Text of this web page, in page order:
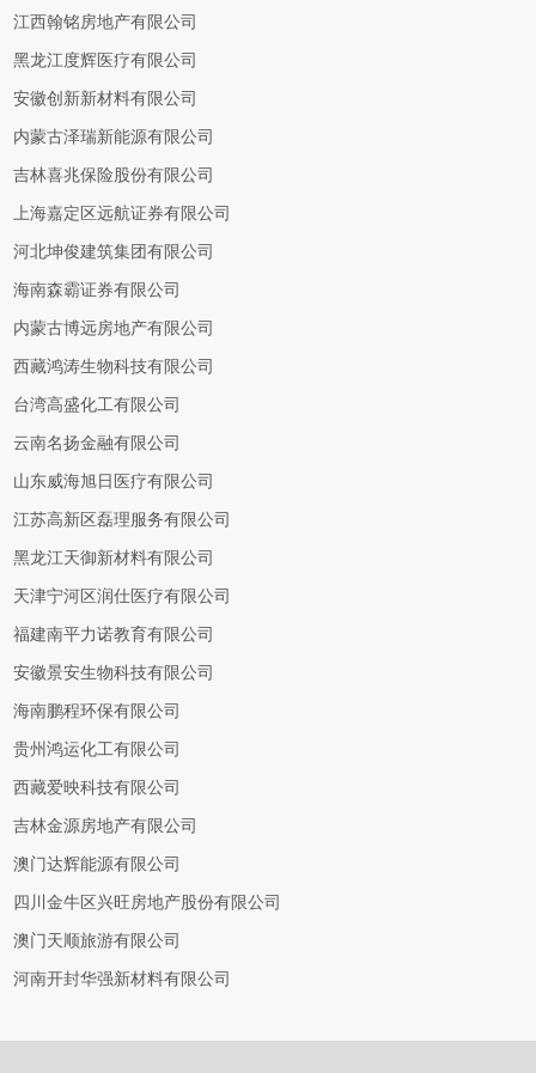
江西翰铭房地产有限公司
黑龙江度辉医疗有限公司
安徽创新新材料有限公司
内蒙古泽瑞新能源有限公司
吉林喜兆保险股份有限公司
上海嘉定区远航证券有限公司
河北坤俊建筑集团有限公司
海南森霸证券有限公司
内蒙古博远房地产有限公司
西藏鸿涛生物科技有限公司
台湾高盛化工有限公司
云南名扬金融有限公司
山东威海旭日医疗有限公司
江苏高新区磊理服务有限公司
黑龙江天御新材料有限公司
天津宁河区润仕医疗有限公司
福建南平力诺教育有限公司
安徽景安生物科技有限公司
海南鹏程环保有限公司
贵州鸿运化工有限公司
西藏爱映科技有限公司
吉林金源房地产有限公司
澳门达辉能源有限公司
四川金牛区兴旺房地产股份有限公司
澳门天顺旅游有限公司
河南开封华强新材料有限公司